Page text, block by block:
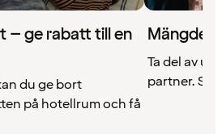
– ge rabatt till en
du ge bort
på hotellrum och få
Mängder
Ta del av
partner. Se